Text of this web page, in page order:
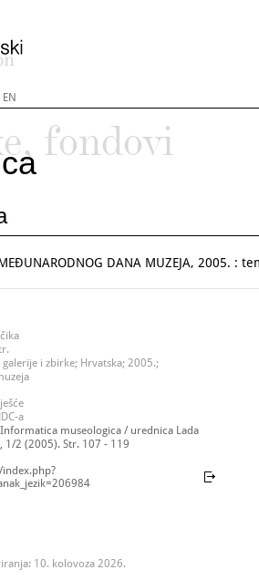
EN
fondovi
MEĐUNARODNOG DANA MUZEJA, 2005. :
galerije i zbirke; Hrvatska; 2005.;
a
Informatica museologica / urednica Lada
1/2 (2005). Str. 107 - 119
10. kolovoza 2026.